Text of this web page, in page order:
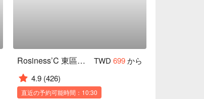
Rosiness’C 東區美甲 TWD 699から
4.9 (426)
直近の予約可能時間：10:30